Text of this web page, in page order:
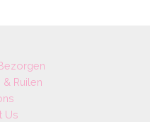
Ruilen
Us